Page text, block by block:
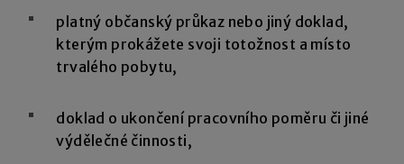
platný občanský průkaz nebo jiný doklad,
kterým prokážete svoji totožnost a místo
trvalého pobytu,
doklad o ukončení pracovního poměru či jiné
výdělečné činnosti,